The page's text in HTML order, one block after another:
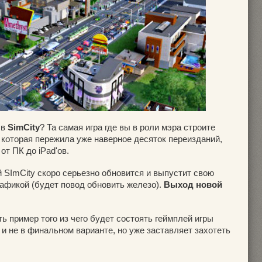
SimCity? Та самая игра где вы в роли мэра строите
пережила уже наверное десяток переизданий,
ПК до iPad'ов.
скоро серьезно обновится и выпустит свою
(будет повод обновить железо). Выход новой
того из чего будет состоять геймплей игры
не в финальном варианте, но уже заставляет захотеть